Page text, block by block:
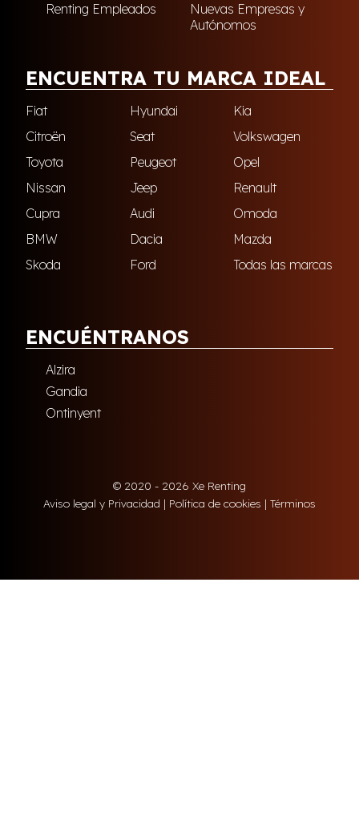
Renting Empleados
Nuevas Empresas y
Autónomos
ENCUENTRA TU MARCA IDEAL
Fiat Hyundai
Kia
Citroën
Seat
Volkswagen
Toyota
Peugeot
Opel
Nissan
Jeep
Renault
Cupra
Audi
Omoda
BMW
Dacia
Mazda
Skoda
Ford Todas las marcas
ENCUÉNTRANOS
Alzira
Gandia
Ontinyent
© 2020 - 2026 Xe Renting
Aviso legal y Privacidad | Política de cookies | Términos